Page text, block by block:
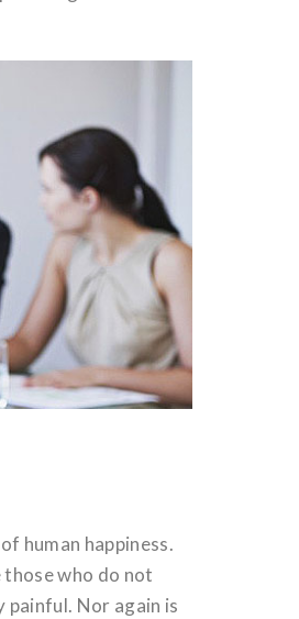
human happiness.
those who do not
Nor again is